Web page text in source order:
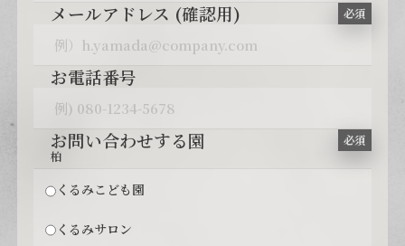
メールアドレス (確認用) 必須
お電話番号
お問い合わせする園
必須
柏
くるみこども園
くるみサロン